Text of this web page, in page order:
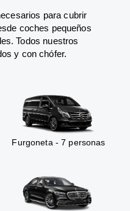
para cubrir
coches pequeños
Todos nuestros
y con chófer.
Furgoneta - 7 personas